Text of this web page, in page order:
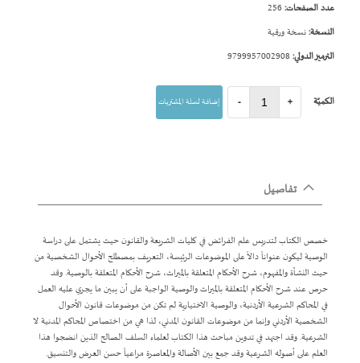
عدد الصفحات:
النسخة:نسخة ورقية
الترميز الدولي:
الكميّة - + إضافة لسلة المشتريات
تفاصيل
خصص الكتاب لتدريس علم الفرائض في كليات الشريعة والقانون حيث يشتمل على دراسة
الوصية ليكون عنواناً دالاً على الموضوعات الرئيسة، التعريف بمصطلح الأحوال الشخصية من
حيث النشأة والمفهوم، شرح الأحكام المتعلقة بالميراث، شرح الأحكام المتعلقة بالوصية. وقد
حرص عند شرح الأحكام المتعلقة بالميراث والوصية الواجبة على أن يبين ما يجري عليه العمل
في المحاكم الشرعية الأردنية، والوصية الاختيارية لم تكن من موضوعات قانون الأحوال
الشخصية الأردني وإنما من موضوعات القانون المدني، لذا هي من اختصاص المحاكم المدنية لا
الشرعية. وقد اجتهد في تدوين مباحث هذا الكتاب لعلماء السلف الصالح الذين انضجوا هذا
العلم على أصوله الشرعية وقد جمع بين الأصالة والمعاصرة مراعياً حسن العرض والتنسيق.